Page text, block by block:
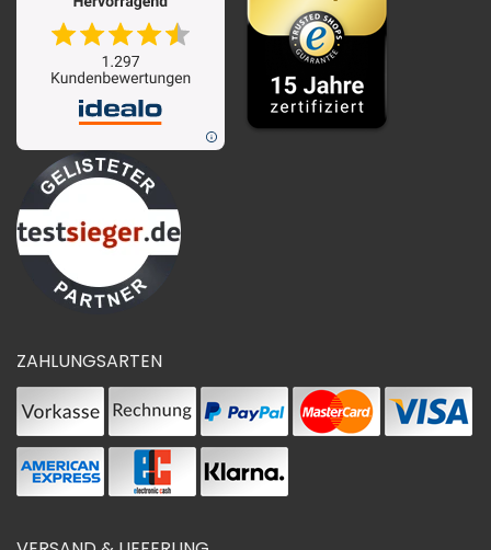
ZAHLUNGSARTEN